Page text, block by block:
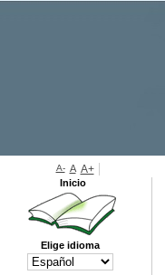
A- A A+
Inicio
Elige idioma